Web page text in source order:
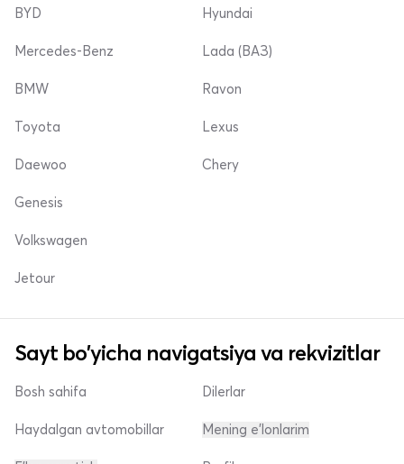
BYD
Mercedes-Benz
Hyundai
Lada (ВАЗ)
BMW
Toyota
Daewoo
Ravon
Lexus
Chery
Genesis
Volkswagen
Jetour
Sayt bo'yicha navigatsiya va rekvizitlar
Bosh sahifa
Haydalgan avtomobillar
Dilerlar
Mening e'lonlarim